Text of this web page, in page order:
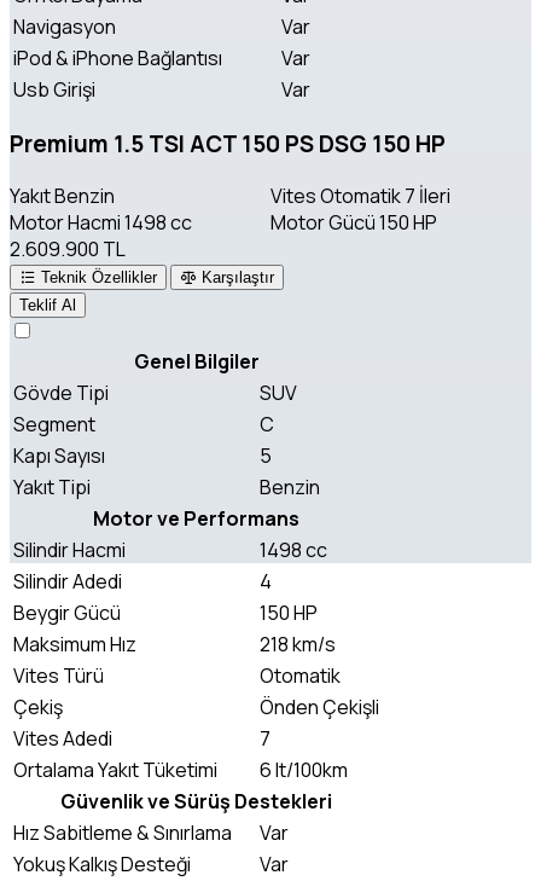
Navigasyon
Var
iPod & iPhone Bağlantısı
Var
Usb Girişi
Var
Premium 1.5 TSI ACT 150 PS DSG 150 HP
YakıtBenzin VitesOtomatik 7 İleri
Motor Hacmi1498 cc Motor Gücü150 HP
2.609.900 TL
Teknik Özellikler
Karşılaştır
Teklif Al
Genel Bilgiler
Gövde Tipi
SUV
Segment
C
Kapı Sayısı
5
Yakıt Tipi
Benzin
Motor ve Performans
Silindir Hacmi
1498 cc
Silindir Adedi
4
Beygir Gücü
150 HP
Maksimum Hız
218 km/s
Vites Türü
Otomatik
Çekiş
Önden Çekişli
Vites Adedi
7
Ortalama Yakıt Tüketimi
6 lt/100km
Güvenlik ve Sürüş Destekleri
Hız Sabitleme & Sınırlama
Var
Yokuş Kalkış Desteği
Var